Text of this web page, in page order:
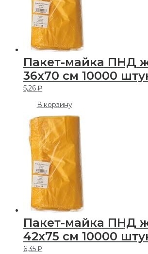
Пакет-майка ПНД
36х70 см 10000
5,26₽
В корзину
Пакет-майка ПНД
42х75 см 10000
6,35₽